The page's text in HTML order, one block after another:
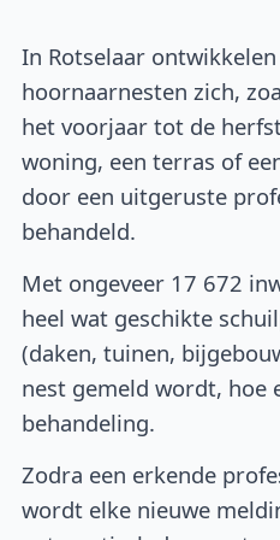
In Rotselaar
hoornaarnesten zich,
het voorjaar tot de
woning, een terras of
door een uitgeruste
behandeld.
Met ongeveer 17 672
heel wat geschikte
(daken, tuinen,
nest gemeld wordt, hoe
behandeling.
Zodra een erkende
wordt elke nieuwe